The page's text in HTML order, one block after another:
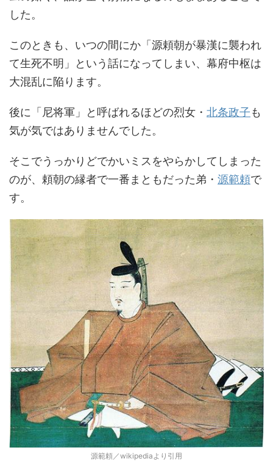
した。
このときも、いつの間にか「源頼朝が暴漢に襲われ
て生死不明」という話になってしまい、幕府中枢は
大混乱に陥ります。
後に「尼将軍」と呼ばれるほどの烈女・ 北条政子も
気が気ではありませんでした。
そこでうっかりどでかいミスをやらかしてしまった
のが、頼朝の縁者で一番まともだった弟・ 源範頼で
す。
源範頼／wikipediaより引用